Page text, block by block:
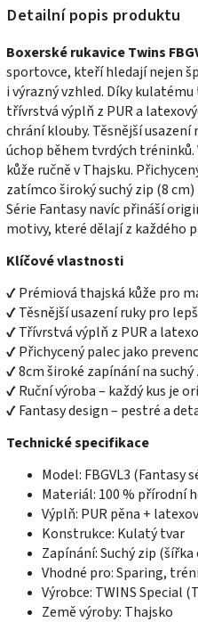
Detailní popis produktu
Boxerské rukavice Twins
sportovce, kteří hledají nejen
i výrazný vzhled. Díky
třívrstvá výplň z PUR a
chrání klouby. Těsnější
úchop během tvrdých
kůže ručně v Thajsku.
zatímco široký suchý zip (8
Série Fantasy navíc přináší
motivy, které dělají z každého
Klíčové vlastnosti
✔ Prémiová thajská kůže pro
✔ Těsnější usazení ruky pro
✔ Třívrstvá výplň z PUR a
✔ Přichycený palec jako
✔ 8cm široké zapínání na
✔ Ruční výroba – každý kus je
✔ Fantasy design – pestré a
Technické specifikace
Model: FBGVL3 (Fantasy
Materiál: 100 % přírodní
Výplň: PUR pěna +
Konstrukce: Kulatý tvar
Zapínání: Suchý zip (šířka
Vhodné pro: Sparing,
Výrobce: TWINS Special
Země výroby: Thajsko